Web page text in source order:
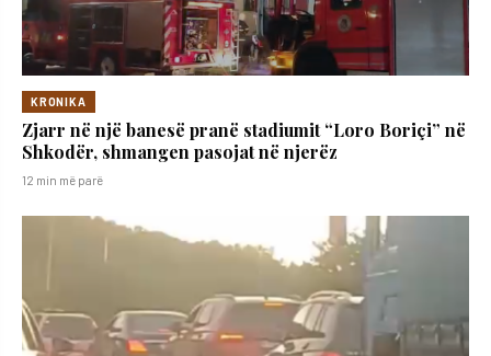
KRONIKA
Zjarr në një banesë pranë stadiumit “Loro Boriçi” në
Shkodër, shmangen pasojat në njerëz
12 min më parë